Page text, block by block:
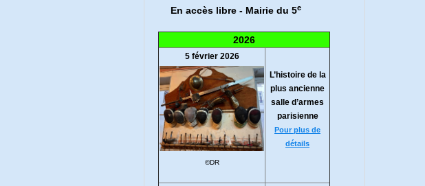
En accès libre - Mairie du 5e
2026
5 février 2026
©DR
L’histoire de la
plus ancienne
salle d’armes
parisienne
Pour plus de
détails